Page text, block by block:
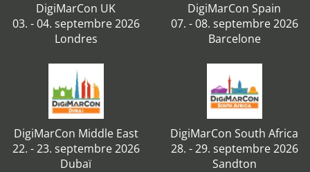
DigiMarCon UK
03. - 04. septembre 2026
Londres
DigiMarCon Spain
07. - 08. septembre 2026
Barcelone
DigiMarCon Middle East
22. - 23. septembre 2026
Dubaï
DigiMarCon South Africa
28. - 29. septembre 2026
Sandton